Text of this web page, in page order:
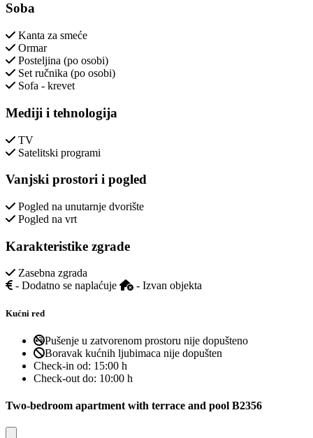
Soba
Kanta za smeće
Ormar
Posteljina (po osobi)
Set ručnika (po osobi)
Sofa - krevet
Mediji i tehnologija
TV
Satelitski programi
Vanjski prostori i pogled
Pogled na unutarnje dvorište
Pogled na vrt
Karakteristike zgrade
Zasebna zgrada
- Dodatno se naplaćuje
- Izvan objekta
Kućni red
Pušenje u zatvorenom prostoru nije dopušteno
Boravak kućnih ljubimaca nije dopušten
Check-in od: 15:00 h
Check-out do: 10:00 h
Two-bedroom apartment with terrace and pool B2356